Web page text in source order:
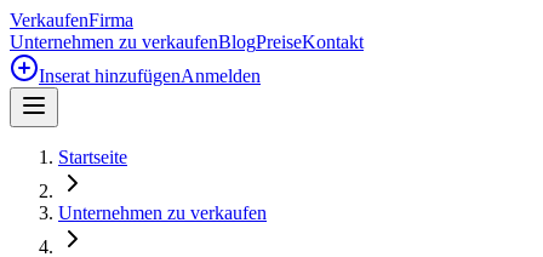
VerkaufenFirma
Unternehmen zu verkaufenBlogPreiseKontakt
Inserat hinzufügenAnmelden
Startseite
Unternehmen zu verkaufen